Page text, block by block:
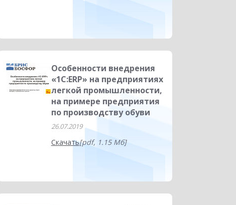
Особенности внедрения
«1С:ERP» на предприятиях
легкой промышленности,
на примере предприятия
по производству обуви
26.07.2019
Скачать[pdf, 1.15 Мб]